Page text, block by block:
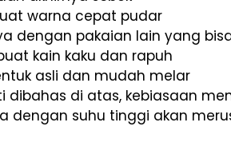
warna cepat pudar
dengan pakaian lain yang
kain kaku dan rapuh
asli dan mudah melar
di atas, kebiasaan
dengan suhu tinggi akan